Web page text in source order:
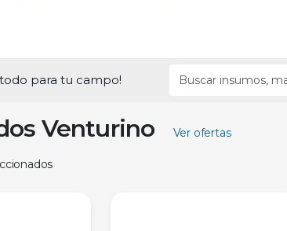
para tu campo!
Venturino Ver ofertas